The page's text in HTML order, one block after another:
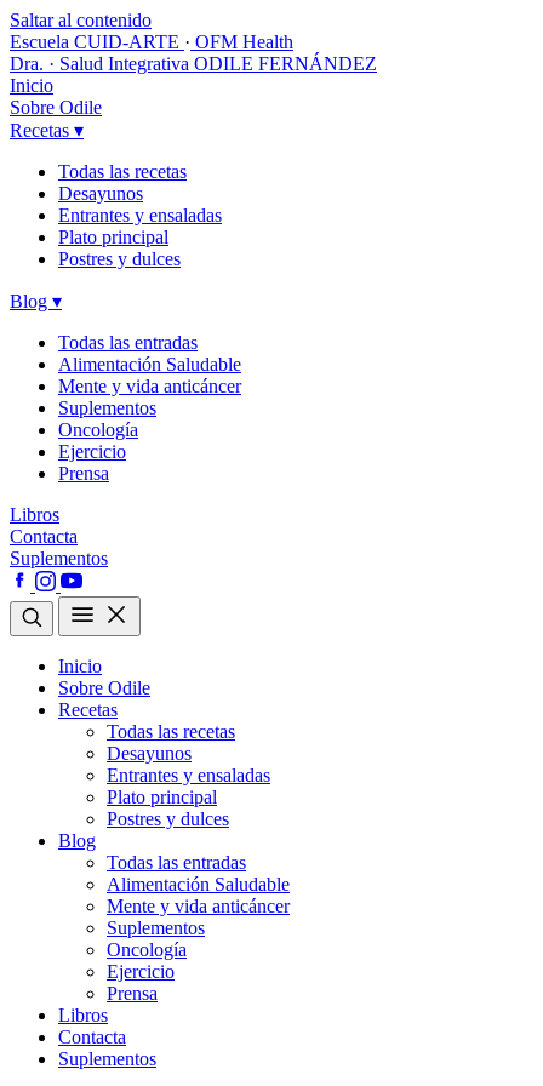
Saltar al contenido
Escuela CUID-ARTE · OFM Health
Dra. · Salud Integrativa ODILE FERNÁNDEZ
Inicio
Sobre Odile
Recetas ▾
Todas las recetas
Desayunos
Entrantes y ensaladas
Plato principal
Postres y dulces
Blog ▾
Todas las entradas
Alimentación Saludable
Mente y vida anticáncer
Suplementos
Oncología
Ejercicio
Prensa
Libros
Contacta
Suplementos
Inicio
Sobre Odile
Recetas
Todas las recetas
Desayunos
Entrantes y ensaladas
Plato principal
Postres y dulces
Blog
Todas las entradas
Alimentación Saludable
Mente y vida anticáncer
Suplementos
Oncología
Ejercicio
Prensa
Libros
Contacta
Suplementos